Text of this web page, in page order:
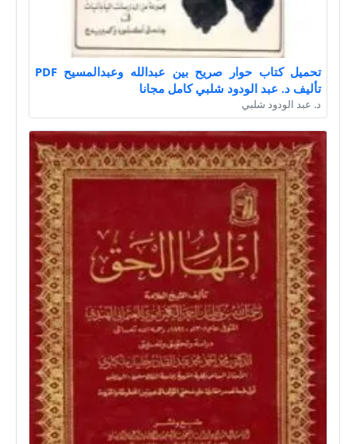
تحميل كتاب حوار صريح بين عبدالله وعبدالمسيح PDF
تأليف د. عبد الودود شلبي كامل مجانا
د. عبد الودود شلبي